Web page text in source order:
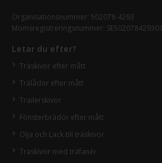
Organisationsnummer: 502078-4293
Momsregistreringsnummer: SE502078429301
Letar du efter?
Träskivor efter mått
Trälådor efter mått
Trailerskivor
Fönsterbrädor efter mått
Olja och Lack till träskivor
Träskivor med träfanér